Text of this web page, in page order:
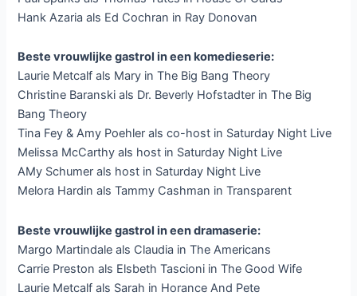
Hank Azaria als Ed Cochran in Ray Donovan
Beste vrouwlijke gastrol in een komedieserie:
Laurie Metcalf als Mary in The Big Bang Theory
Christine Baranski als Dr. Beverly Hofstadter in The Big
Bang Theory
Tina Fey & Amy Poehler als co-host in Saturday Night Live
Melissa McCarthy als host in Saturday Night Live
AMy Schumer als host in Saturday Night Live
Melora Hardin als Tammy Cashman in Transparent
Beste vrouwlijke gastrol in een dramaserie:
Margo Martindale als Claudia in The Americans
Carrie Preston als Elsbeth Tascioni in The Good Wife
Laurie Metcalf als Sarah in Horance And Pete